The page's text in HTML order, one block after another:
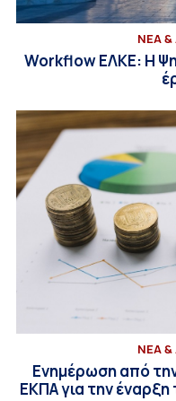
ΝΕΑ
Workflow ΕΛΚΕ: Η
ΝΕΑ
Ενημέρωση από
ΕΚΠΑ για την